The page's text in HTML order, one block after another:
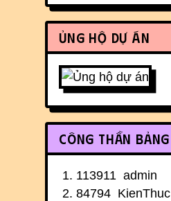
Ủng hộ dự án
Công thần bảng
113911 admin
84794 KienThuc